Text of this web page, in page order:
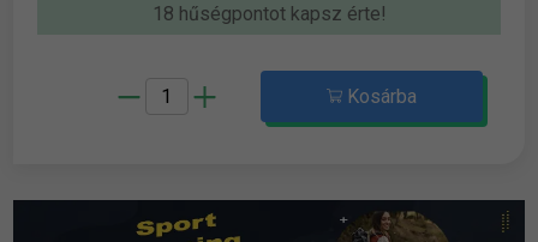
18 hűségpontot kapsz érte!
Kosárba